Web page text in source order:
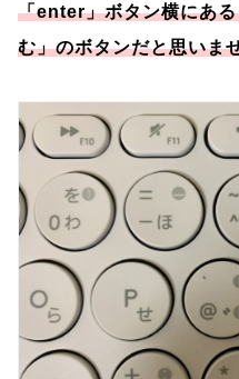
「enter」ボタン横にあ
む」のボタンだと思いま